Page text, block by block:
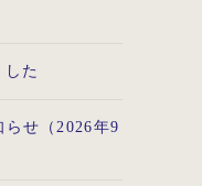
た
らせ（2026年9